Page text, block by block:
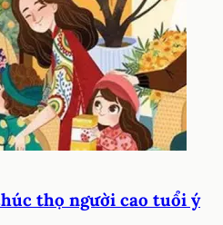
thọ người cao tuổi ý